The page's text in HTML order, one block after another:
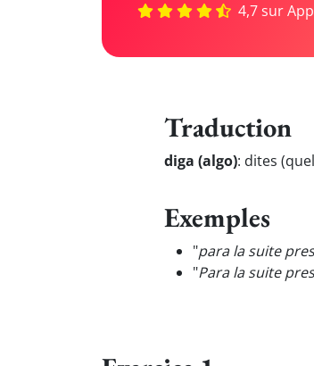
4,7 sur
Traduction
diga (algo): dites
Exemples
"para la suite
"Para la suite